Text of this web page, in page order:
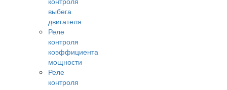
выбега
двигателя
Реле
контроля
коэффициента
мощности
Реле
контроля